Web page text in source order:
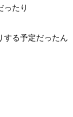
ったり
する予定だったん